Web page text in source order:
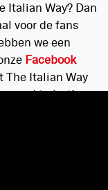
Italian Way? Dan
voor de fans
we een
Facebook
The Italian Way
t-shirt!